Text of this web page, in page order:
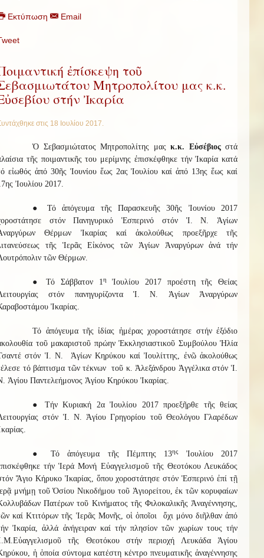
Εκτύπωση Email
ἐπίσκεψη τοῦ
Μητροπολίτου μας κ.κ.
στήν Ἰκαρία
στις 18 Ιουλίου 2017.
Ὁ Σεβασμιώτατος Μητροπολίτης μαςκ.κ. Εὐσέβιοςστά
τῆς ποιμαντικῆς του μερίμνης ἐπισκέφθηκε τήν Ἰκαρία κατά
εἰωθός ἀπό 30ῆς Ἰουνίου ἕως 2ας Ἰουλίου καί ἀπό 13ης ἕως καί
Ἰουλίου 2017.
● Τό ἀπόγευμα τῆς Παρασκευῆς 30ῆς Ἰουνίου 2017
στόν Πανηγυρικό Ἑσπερινό στόν Ἱ. Ν. Ἁγίων
Θέρμων Ἰκαρίας καί ἀκολούθως προεξῆρχε τῆς
τῆς Ἱερᾶς Εἰκόνος τῶν Ἁγίων Ἀναργύρων ἀνά τήν
τῶν Θέρμων.
● Τό Σάββατον 1ηἸουλίου 2017 προέστη τῆς Θείας
στόν πανηγυρίζοντα Ἱ. Ν. Ἁγίων Ἀναργύρων
Ἰκαρίας.
Τό ἀπόγευμα τῆς ἰδίας ἡμέρας χοροστάτησε στήν ἐξόδιο
τοῦ μακαριστοῦ πρώην Ἐκκλησιαστικοῦ Συμβούλου Ἠλία
στόν Ἱ. Ν. Ἁγίων Κηρύκου καί Ἰουλίττης, ἐνῶ ἀκολούθως
τό βάπτισμα τῶν τέκνων τοῦ κ. Ἀλεξάνδρου Ἀγγέλικα στόν Ἱ.
Ἁγίου Παντελεήμονος Ἁγίου Κηρύκου Ἰκαρίας.
● Τήν Κυριακή 2α Ἰουλίου 2017 προεξῆρθε τῆς θείας
στόν Ἱ. Ν. Ἁγίου Γρηγορίου τοῦ Θεολόγου Γλαρέδων
● Τό ἀπόγευμα τῆς Πέμπτης 13ηςἸουλίου 2017
τήν Ἱερά Μονή Εὐαγγελισμοῦ τῆς Θεοτόκου Λευκάδος
Ἅγιο Κήρυκο Ἰκαρίας, ὅπου χοροστάτησε στόν Ἑσπερινό ἐπί τῇ
μνήμῃ τοῦ Ὁσίου Νικοδήμου τοῦ Ἁγιορείτου, ἐκ τῶν κορυφαίων
Πατέρων τοῦ Κινήματος τῆς Φιλοκαλικῆς Ἀναγέννησης,
καί Κτιτόρων τῆς Ἱερᾶς Μονῆς, οἱ ὁποῖοι ὄχι μόνο διῆλθαν ἀπό
Ἰκαρία, ἀλλά ἀνήγειραν καί τήν πλησίον τῶν χωρίων τους τήν
τῆς Θεοτόκου στήν περιοχή Λευκάδα Ἁγίου
ἡ ὁποία σύντομα κατέστη κέντρο πνευματικῆς ἀναγέννησης